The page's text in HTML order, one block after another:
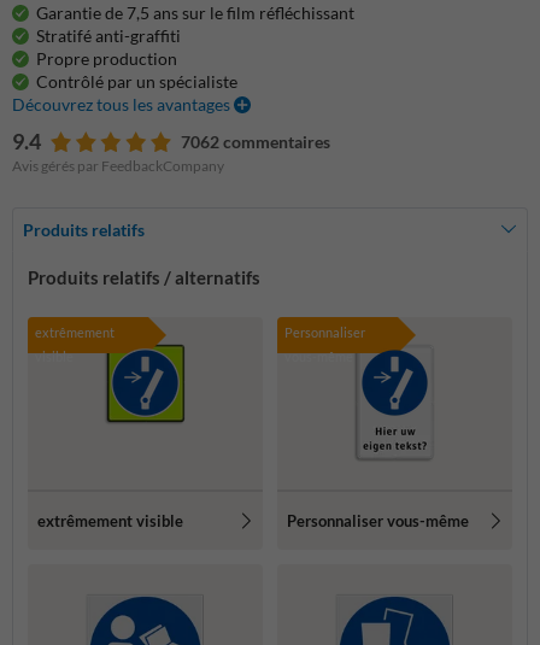
Garantie de 7,5 ans sur le film réfléchissant
Stratifé anti-graffiti
Propre production
Contrôlé par un spécialiste
Découvrez tous les avantages
9.4 7062 commentaires
Avis gérés par FeedbackCompany
Produits relatifs
Produits relatifs / alternatifs
extrêmement
visible
extrêmement visible
Personnaliser
vous-même
Personnaliser vous-même